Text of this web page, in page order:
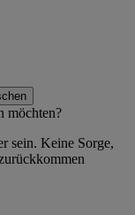
möchten?
sein. Keine Sorge,